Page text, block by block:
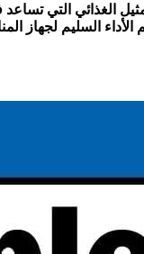
الغذائي التي